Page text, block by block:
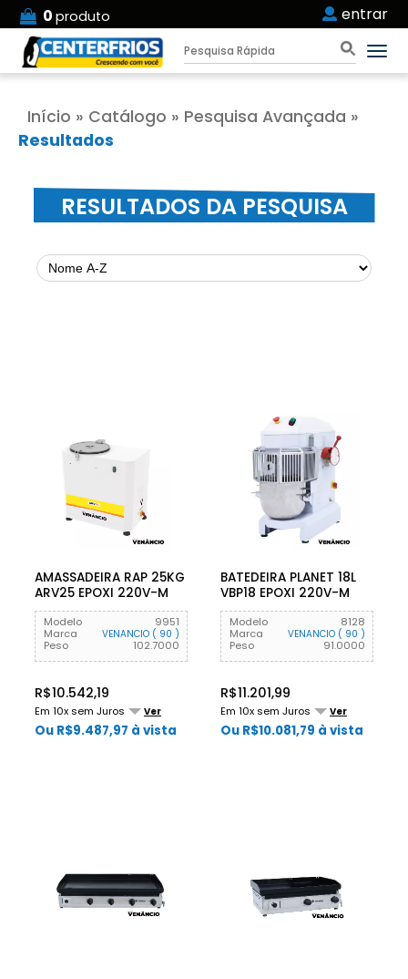
0produto entrar
Início » Catálogo » Pesquisa Avançada »
Resultados
RESULTADOS DA PESQUISA
AMASSADEIRA RAP 25KG
ARV25 EPOXI 220V-M
VENANCIO
Modelo
9951
Marca
VENANCIO ( 90 )
Peso 102.7000
R$10.542,19
Em 10x sem Juros Ver
Ou R$9.487,97 à vista
BATEDEIRA PLANET 18L
VBP18 EPOXI 220V-M
VENANCIO
Modelo
8128
Marca
VENANCIO ( 90 )
Peso 91.0000
R$11.201,99
Em 10x sem Juros Ver
Ou R$10.081,79 à vista